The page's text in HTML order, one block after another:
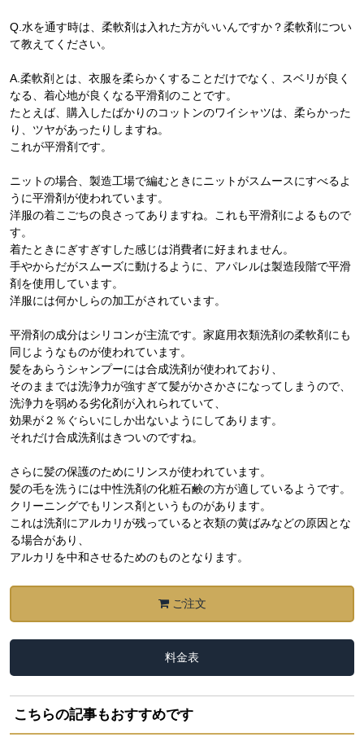
Q.水を通す時は、柔軟剤は入れた方がいいんですか？柔軟剤につい
て教えてください。
A.柔軟剤とは、衣服を柔らかくすることだけでなく、スベリが良く
なる、着心地が良くなる平滑剤のことです。
たとえば、購入したばかりのコットンのワイシャツは、柔らかった
り、ツヤがあったりしますね。
これが平滑剤です。
ニットの場合、製造工場で編むときにニットがスムースにすべるよ
うに平滑剤が使われています。
洋服の着こごちの良さってありますね。これも平滑剤によるもので
す。
着たときにぎすぎすした感じは消費者に好まれません。
手やからだがスムーズに動けるように、アパレルは製造段階で平滑
剤を使用しています。
洋服には何かしらの加工がされています。
平滑剤の成分はシリコンが主流です。家庭用衣類洗剤の柔軟剤にも
同じようなものが使われています。
髪をあらうシャンプーには合成洗剤が使われており、
そのままでは洗浄力が強すぎて髪がかさかさになってしまうので、
洗浄力を弱める劣化剤が入れられていて、
効果が２％ぐらいにしか出ないようにしてあります。
それだけ合成洗剤はきついのですね。
さらに髪の保護のためにリンスが使われています。
髪の毛を洗うには中性洗剤の化粧石鹸の方が適しているようです。
クリーニングでもリンス剤というものがあります。
これは洗剤にアルカリが残っていると衣類の黄ばみなどの原因とな
る場合があり、
アルカリを中和させるためのものとなります。
ご注文
料金表
こちらの記事もおすすめです